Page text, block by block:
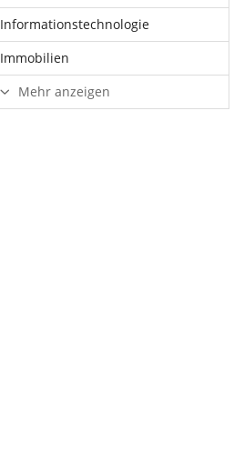
Informationstechnologie
Immobilien
Mehr anzeigen